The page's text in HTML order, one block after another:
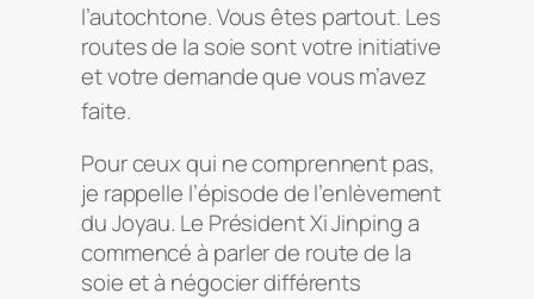
l’autochtone. Vous êtes partout. Les
routes de la soie sont votre initiative
et votre demande que vous m’avez
faite.
Pour ceux qui ne comprennent pas,
je rappelle l’épisode de l’enlèvement
du Joyau. Le Président Xi Jinping a
commencé à parler de route de la
soie et à négocier différents